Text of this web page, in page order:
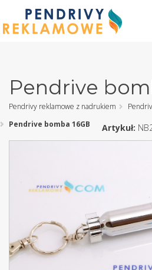
Pendrive
Pendrivy reklamowe z nadrukiem
Pendrive bomba 16GB
Artykuł: